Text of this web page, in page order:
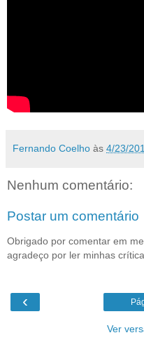
Fernando Coelho às 4/23/
Nenhum comentário:
Postar um comentário
Obrigado por comentar em
agradeço por ler minhas
‹
Ver